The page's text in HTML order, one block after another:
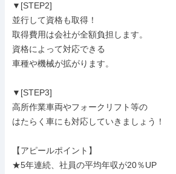
▼[STEP2]
並行して資格も取得！
取得費用は会社が全額負担します。
資格によって対応できる
車種や機械が拡がります。
▼[STEP3]
高所作業車両やフォークリフト等の
はたらく車にも対応していきましょう！
【アピールポイント】
★5年連続、社員の平均年収が20％UP